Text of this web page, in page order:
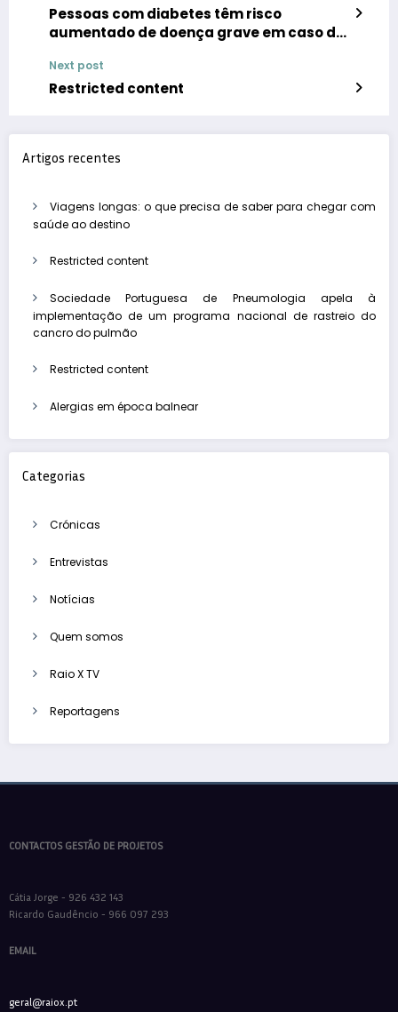
Pessoas com diabetes têm risco
aumentado de doença grave em caso de
Next post
Restricted content
Artigos recentes
Viagens longas: o que precisa de saber para chegar com
saúde ao destino
Restricted content
Sociedade Portuguesa de Pneumologia apela à
implementação de um programa nacional de rastreio do
cancro do pulmão
Restricted content
Alergias em época balnear
Categorias
Crónicas
Entrevistas
Notícias
Quem somos
Raio X TV
Reportagens
CONTACTOS GESTÃO DE PROJETOS
Cátia Jorge - 926 432 143
Ricardo Gaudêncio - 966 097 293
EMAIL
geral@raiox.pt